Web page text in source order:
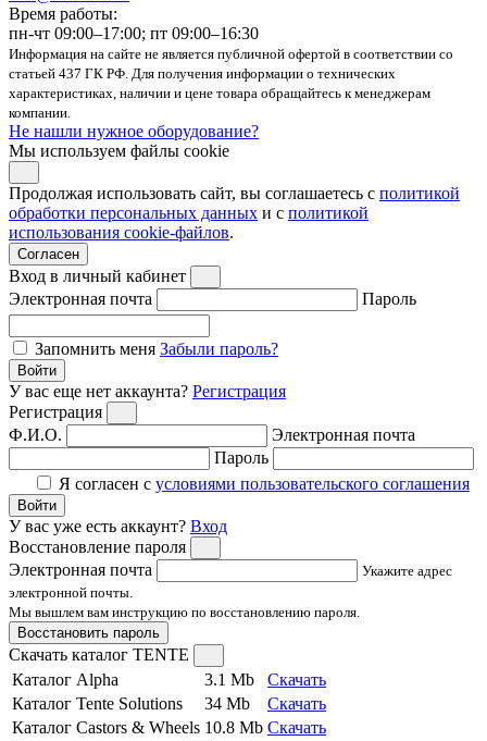
Время работы:
пн-чт 09:00–17:00; пт 09:00–16:30
Информация на сайте не является публичной офертой в соответствии со
статьей 437 ГК РФ. Для получения информации о технических
характеристиках, наличии и цене товара обращайтесь к менеджерам
компании.
Не нашли нужное оборудование?
Мы используем файлы cookie
Продолжая использовать сайт, вы соглашаетесь с политикой
обработки персональных данных и с политикой
использования cookie-файлов.
Согласен
Вход в личный кабинет
Электронная почта
Пароль
Запомнить меня Забыли пароль?
Войти
У вас еще нет аккаунта? Регистрация
Регистрация
Ф.И.О.
Электронная почта
Пароль
Я согласен с условиями пользовательского соглашения
Войти
У вас уже есть аккаунт? Вход
Восстановление пароля
Электронная почта
Укажите адрес
электронной почты.
Мы вышлем вам инструкцию по восстановлению пароля.
Восстановить пароль
Скачать каталог TENTE
Каталог Alpha
3.1 Mb
Скачать
Каталог Tente Solutions
34 Mb
Скачать
Каталог Castors & Wheels 10.8 Mb Скачать